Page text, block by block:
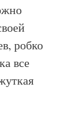
робко
все